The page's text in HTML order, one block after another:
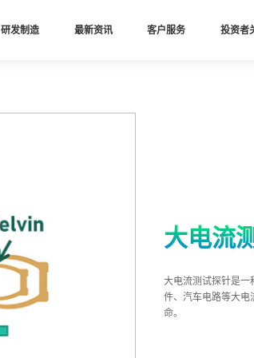
研发制造 最新资讯 客户服务 投资者
大电流
大电流测试探针是一
件、汽车电路等大电
命。